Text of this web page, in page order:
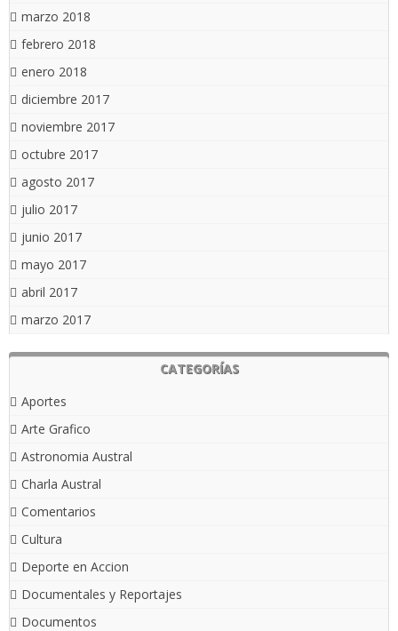
marzo 2018
febrero 2018
enero 2018
diciembre 2017
noviembre 2017
octubre 2017
agosto 2017
julio 2017
junio 2017
mayo 2017
abril 2017
marzo 2017
CATEGORÍAS
Aportes
Arte Grafico
Astronomia Austral
Charla Austral
Comentarios
Cultura
Deporte en Accion
Documentales y Reportajes
Documentos